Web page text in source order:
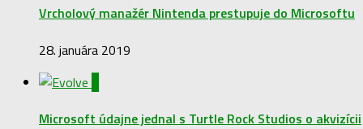
Vrcholový manažér Nintenda prestupuje do Microsoftu
28. januára 2019
Microsoft údajne jednal s Turtle Rock Studios o akvizícii